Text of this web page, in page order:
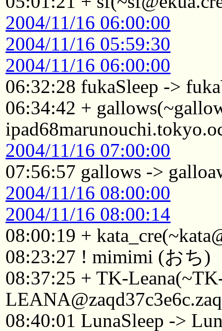
2004/11/16 06:00:00
2004/11/16 05:59:30
2004/11/16 06:00:00
06:32:28 fukaSleep ->
06:34:42 +
2004/11/16 07:00:00
07:56:57 gallows ->
2004/11/16 08:00:00
2004/11/16 08:00:14
08:00:19 +
08:23:27 ! mimimi (おち)
08:37:25 + TK-
08:40:01 LunaSleep ->